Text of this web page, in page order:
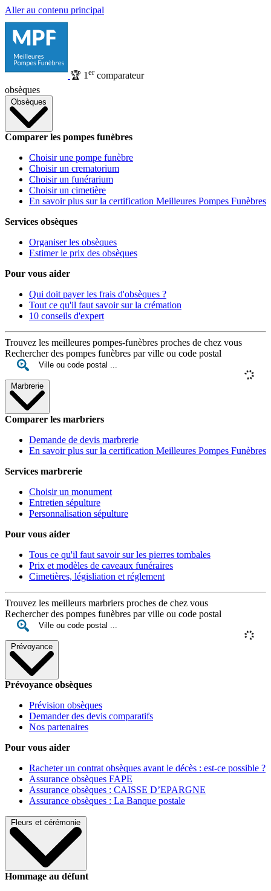
Aller au contenu principal
🏆 1 ercomparateur
obsèques
Obsèques
Comparer les pompes funèbres
Choisir une pompe funèbre
Choisir un crematorium
Choisir un funérarium
Choisir un cimetière
En savoir plus sur la certification Meilleures Pompes Funèbres
Services obsèques
Organiser les obsèques
Estimer le prix des obsèques
Pour vous aider
Qui doit payer les frais d'obsèques ?
Tout ce qu'il faut savoir sur la crémation
10 conseils d'expert
Trouvez les meilleures pompes-funèbres proches de chez vous
Rechercher des pompes funèbres par ville ou code postal
Marbrerie
Comparer les marbriers
Demande de devis marbrerie
En savoir plus sur la certification Meilleures Pompes Funèbres
Services marbrerie
Choisir un monument
Entretien sépulture
Personnalisation sépulture
Pour vous aider
Tous ce qu'il faut savoir sur les pierres tombales
Prix et modèles de caveaux funéraires
Cimetières, législiation et réglement
Trouvez les meilleurs marbriers proches de chez vous
Rechercher des pompes funèbres par ville ou code postal
Prévoyance
Prévoyance obsèques
Prévision obsèques
Demander des devis comparatifs
Nos partenaires
Pour vous aider
Racheter un contrat obsèques avant le décès : est-ce possible ?
Assurance obsèques FAPE
Assurance obsèques : CAISSE D’EPARGNE
Assurance obsèques : La Banque postale
Fleurs et cérémonie
Hommage au défunt